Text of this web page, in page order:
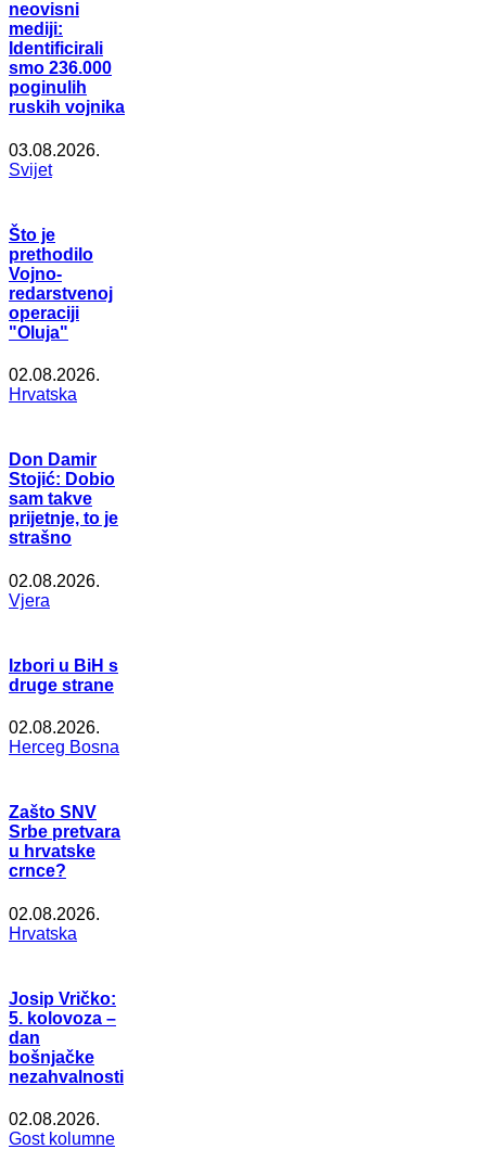
neovisni
mediji:
Identificirali
smo 236.000
poginulih
ruskih vojnika
03.08.2026.
Svijet
Što je
prethodilo
Vojno-
redarstvenoj
operaciji
"Oluja"
02.08.2026.
Hrvatska
Don Damir
Stojić: Dobio
sam takve
prijetnje, to je
strašno
02.08.2026.
Vjera
Izbori u BiH s
druge strane
02.08.2026.
Herceg Bosna
Zašto SNV
Srbe pretvara
u hrvatske
crnce?
02.08.2026.
Hrvatska
Josip Vričko:
5. kolovoza –
dan
bošnjačke
nezahvalnosti
02.08.2026.
Gost kolumne